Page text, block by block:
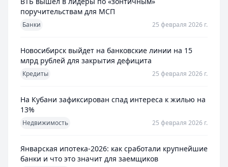
поручительствам для МСП
Банки 25 февраля 2026 г.
Новосибирск выйдет на банковские линии на 15
млрд рублей для закрытия дефицита
Кредиты 25 февраля 2026 г.
На Кубани зафиксирован спад интереса к жилью на
13%
Недвижимость 25 февраля 2026 г.
Январская ипотека-2026: как сработали крупнейшие
банки и что это значит для заемщиков